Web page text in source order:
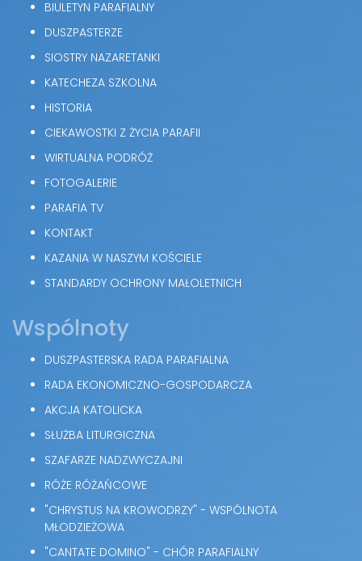
BIULETYN PARAFIALNY
DUSZPASTERZE
SIOSTRY NAZARETANKI
KATECHEZA SZKOLNA
HISTORIA
CIEKAWOSTKI Z ŻYCIA PARAFII
WIRTUALNA PODRÓŻ
FOTOGALERIE
PARAFIA TV
KONTAKT
KAZANIA W NASZYM KOŚCIELE
STANDARDY OCHRONY MAŁOLETNICH
Wspólnoty
DUSZPASTERSKA RADA PARAFIALNA
RADA EKONOMICZNO-GOSPODARCZA
AKCJA KATOLICKA
SŁUŻBA LITURGICZNA
SZAFARZE NADZWYCZAJNI
RÓŻE RÓŻAŃCOWE
"CHRYSTUS NA KROWODRZY" - WSPÓLNOTA
MŁODZIEŻOWA
"CANTATE DOMINO" - CHÓR PARAFIALNY